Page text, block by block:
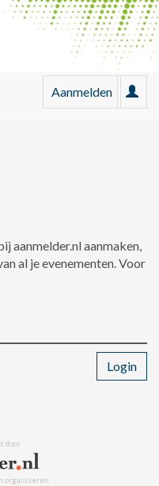
Aanmelden
aanmelder.nl aanmaken,
al je evenementen. Voor
Login
door
organiseren